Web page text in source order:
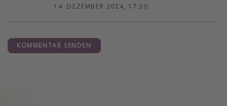
14. DEZEMBER 2024, 17:20
KOMMENTAR SENDEN